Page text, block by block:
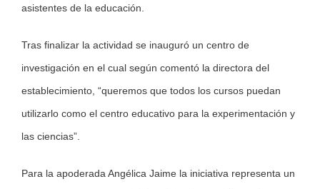
asistentes de la educación.
Tras finalizar la actividad se inauguró un centro de
investigación en el cual según comentó la directora del
establecimiento, “queremos que todos los cursos puedan
utilizarlo como el centro educativo para la experimentación y
las ciencias”.
Para la apoderada Angélica Jaime la iniciativa representa un